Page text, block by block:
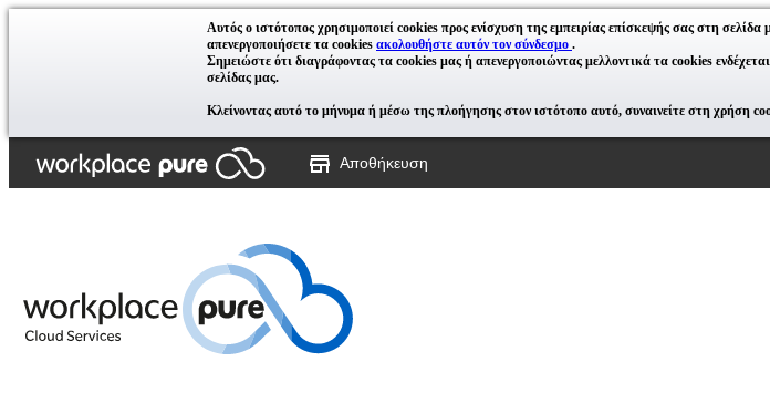
Αυτός ο ιστότοπος χρησιμοποιεί cookies προς ενίσχυση της εμπειρίας επίσκεψής σας στη σελίδα
απενεργοποιήσετε τα cookies ακολουθήστε αυτόν τον σύνδεσμο .
Σημειώστε ότι διαγράφοντας τα cookies μας ή απενεργοποιώντας μελλοντικά τα cookies
σελίδας μας.
Κλείνοντας αυτό το μήνυμα ή μέσω της πλοήγησης στον ιστότοπο αυτό, συναινείτε στη χρήση
Αποθήκευση